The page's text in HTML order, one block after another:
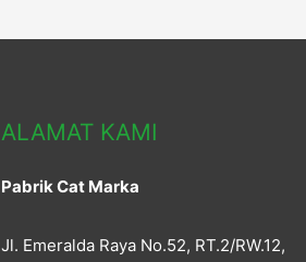
ALAMAT KAMI
Pabrik Cat Marka
Jl. Emeralda Raya No.52, RT.2/RW.12,